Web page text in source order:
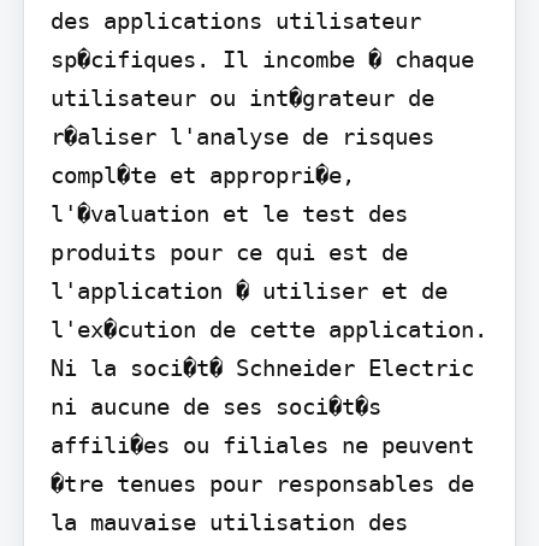
des applications utilisateur
sp�cifiques. Il incombe � chaque
utilisateur ou int�grateur de
r�aliser l'analyse de risques
compl�te et appropri�e,
l'�valuation et le test des
produits pour ce qui est de
l'application � utiliser et de
l'ex�cution de cette application.
Ni la soci�t� Schneider Electric
ni aucune de ses soci�t�s
affili�es ou filiales ne peuvent
�tre tenues pour responsables de
la mauvaise utilisation des